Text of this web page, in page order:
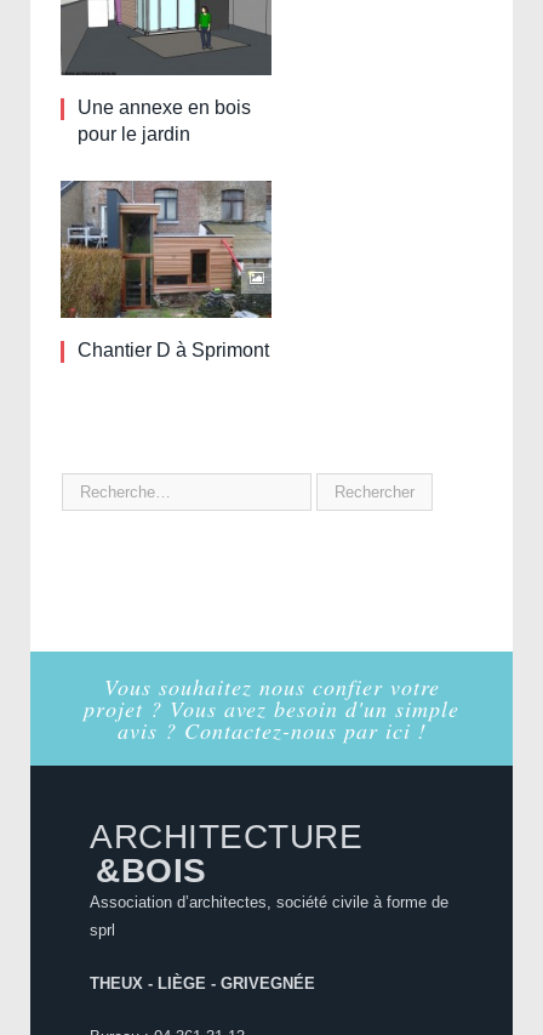
Une annexe en bois
pour le jardin
Chantier D à Sprimont
Vous souhaitez nous confier votre
projet ? Vous avez besoin d'un simple
avis ? Contactez-nous par ici !
ARCHITECTURE
&BOIS
Association d’architectes, société civile à forme de
sprl
THEUX - LIÈGE - GRIVEGNÉE